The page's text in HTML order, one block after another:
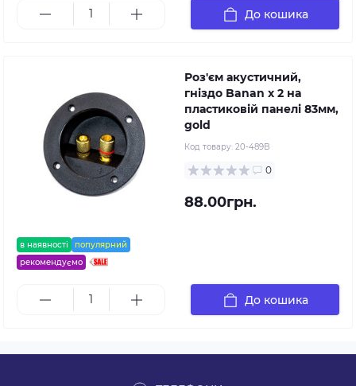
До кошика
в наявності
популярний
рекомендуємо
Роз'єм акустичний,
гніздо Banan x 2 на
пластиковій панелі 83мм,
gold
Код товару: 20-489B
0
88.00грн.
До кошика